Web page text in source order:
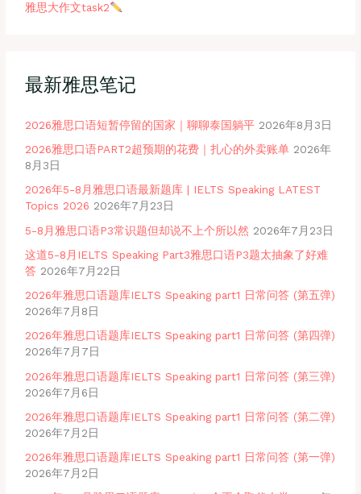
雅思大作文task2
最新雅思笔记
2026雅思口语短暂停留的国家｜聊聊泰国躺平 2026年8月3日
2026雅思口语PART2超预期的花费｜扎心的外卖账单 2026年
8月3日
2026年5-8月雅思口语最新题库 | IELTS Speaking LATEST
Topics 2026 2026年7月23日
5-8月雅思口语P3常识题但却说不上个所以然 2026年7月23日
这道5-8月IELTS Speaking Part3雅思口语P3题太抽象了好难
答 2026年7月22日
2026年雅思口语题库IELTS Speaking part1 日常问答 (第五弹)
2026年7月8日
2026年雅思口语题库IELTS Speaking part1 日常问答 (第四弹)
2026年7月7日
2026年雅思口语题库IELTS Speaking part1 日常问答 (第三弹)
2026年7月6日
2026年雅思口语题库IELTS Speaking part1 日常问答 (第二弹)
2026年7月2日
2026年雅思口语题库IELTS Speaking part1 日常问答 (第一弹)
2026年7月2日